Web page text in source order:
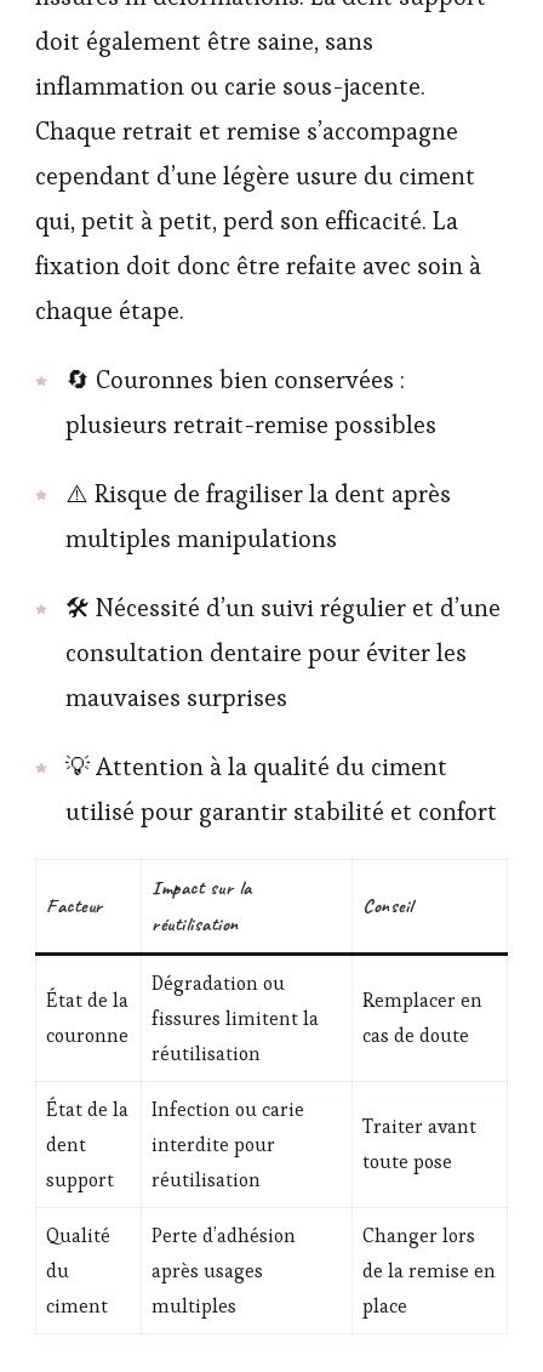
doit également être saine, sans
inflammation ou carie sous-jacente.
Chaque retrait et remise s’accompagne
cependant d’une légère usure du ciment
qui, petit à petit, perd son efficacité. La
fixation doit donc être refaite avec soin à
chaque étape.
🔄 Couronnes bien conservées :
plusieurs retrait-remise possibles
⚠️ Risque de fragiliser la dent après
multiples manipulations
🛠 Nécessité d’un suivi régulier et d’une
consultation dentaire pour éviter les
mauvaises surprises
💡 Attention à la qualité du ciment
utilisé pour garantir stabilité et confort
Facteur
Impact sur la
réutilisation
Conseil
État de la
couronne
Dégradation ou
fissures limitent la
réutilisation
Remplacer en
cas de doute
État de la
dent
support
Infection ou carie
interdite pour
réutilisation
Traiter avant
toute pose
Qualité
du
ciment
Perte d’adhésion
après usages
multiples
Changer lors
de la remise en
place